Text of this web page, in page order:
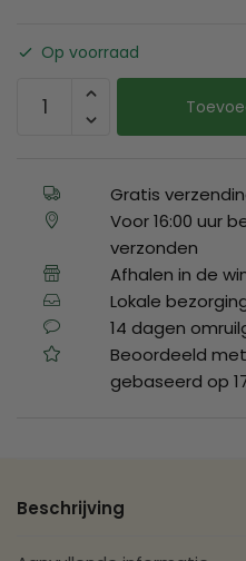
Op voorraad
Gratis
Voor 16:00 uur
verzonden
Afhalen in de
Lokale
14 dagen
Beoordeeld
gebaseerd op
Beschrijving